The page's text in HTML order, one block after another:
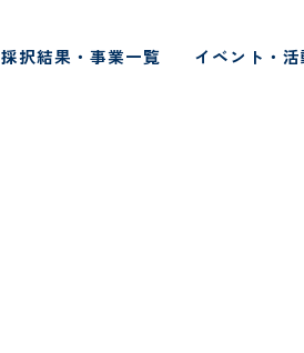
採択結果・事業一覧 イベント・